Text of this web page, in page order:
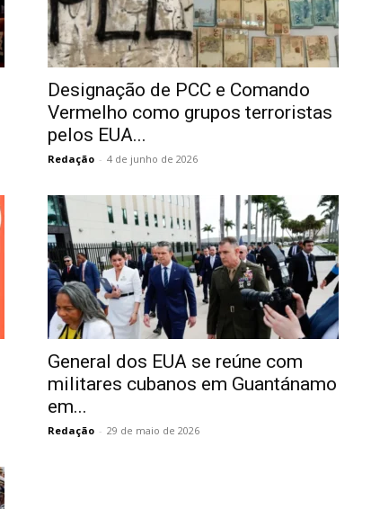
Designação de PCC e Comando
Vermelho como grupos terroristas
pelos EUA...
Redação - 4 de junho de 2026
General dos EUA se reúne com
militares cubanos em Guantánamo
em...
Redação - 29 de maio de 2026